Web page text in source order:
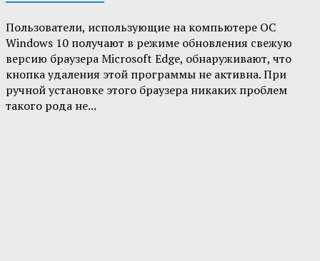
Пользователи, использующие на компьютере ОС
Windows 10 получают в режиме обновления свежую
версию браузера Microsoft Edge, обнаруживают, что
кнопка удаления этой программы не активна. При
ручной установке этого браузера никаких проблем
такого рода не...